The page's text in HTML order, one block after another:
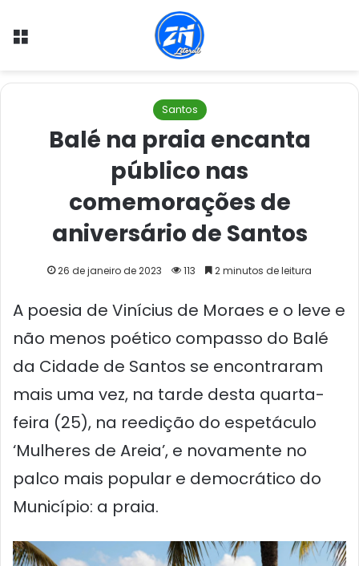
Menu
Santos
Balé na praia encanta
público nas
comemorações de
aniversário de Santos
26 de janeiro de 2023 113 2 minutos de leitura
A poesia de Vinícius de Moraes e o leve e
não menos poético compasso do Balé
da Cidade de Santos se encontraram
mais uma vez, na tarde desta quarta-
feira (25), na reedição do espetáculo
‘Mulheres de Areia’, e novamente no
palco mais popular e democrático do
Município: a praia.